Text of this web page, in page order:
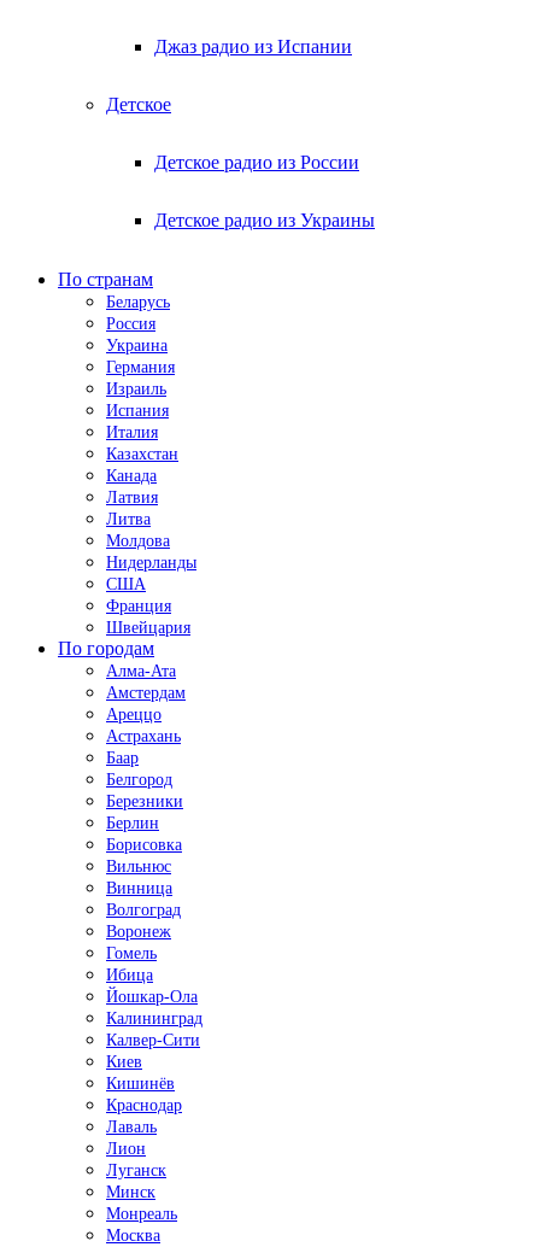
Джаз радио из Испании
Детское
Детское радио из России
Детское радио из Украины
По странам
Беларусь
Россия
Украина
Германия
Израиль
Испания
Италия
Казахстан
Канада
Латвия
Литва
Молдова
Нидерланды
США
Франция
Швейцария
По городам
Алма-Ата
Амстердам
Ареццо
Астрахань
Баар
Белгород
Березники
Берлин
Борисовка
Вильнюс
Винница
Волгоград
Воронеж
Гомель
Ибица
Йошкар-Ола
Калининград
Калвер-Сити
Киев
Кишинёв
Краснодар
Лаваль
Лион
Луганск
Минск
Монреаль
Москва